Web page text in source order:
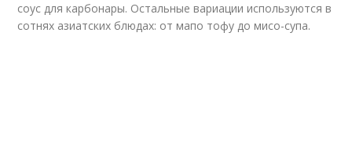
соус для карбонары. Остальные вариации используются в
сотнях азиатских блюдах: от мапо тофу до мисо-супа.